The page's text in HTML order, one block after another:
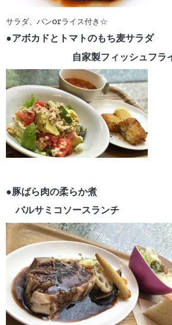
サラダ、パンorライス付き☆
●アボカドとトマトのもち麦サラダ
自家製フィッシュフライ
●豚ばら肉の柔らか煮
バルサミコソースランチ